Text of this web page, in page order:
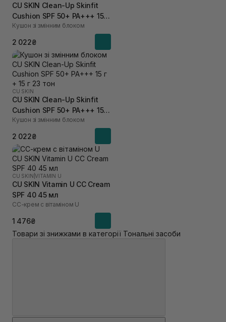
CU SKIN Clean-Up Skinfit
Cushion SPF 50+ PA+++ 15 г
+ 15 г 21 тон
Кушон зі змінним блоком
2 022₴
CU SKIN
CU SKIN Clean-Up Skinfit
Cushion SPF 50+ PA+++ 15 г
+ 15 г 23 тон
Кушон зі змінним блоком
2 022₴
CU SKIN |VITAMIN U
CU SKIN Vitamin U CC Cream
SPF 40 45 мл
СС-крем с вітаміном U
1 476₴
Товари зі знижками в категорії Тональні засоби